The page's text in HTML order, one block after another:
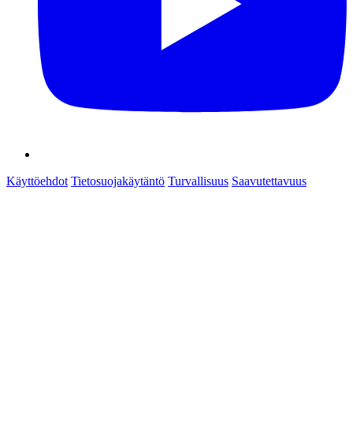
Käyttöehdot Tietosuojakäytäntö Turvallisuus Saavutettavuus